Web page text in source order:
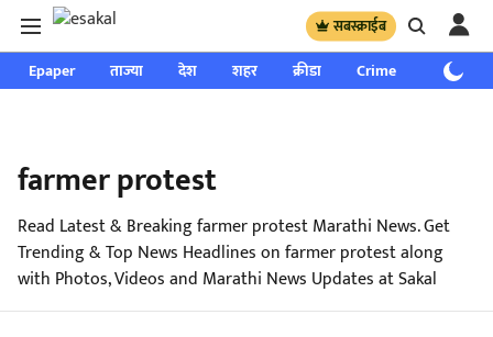
सबस्क्राईब
Epaper ताज्या देश शहर क्रीडा Crime साप्ताहिक
farmer protest
Read Latest & Breaking farmer protest Marathi News. Get
Trending & Top News Headlines on farmer protest along
with Photos, Videos and Marathi News Updates at Sakal